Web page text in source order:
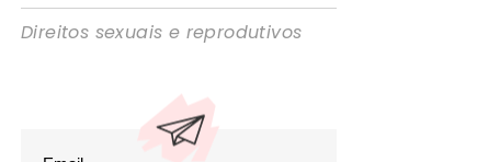
Direitos sexuais e reprodutivos